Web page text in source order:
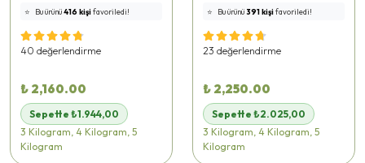
⭐️ Bu ürünü416 kişifavoriledi!
🛒
92 kişi
sepetine ekledi!
✅
Bugün 24 adet
40 değerlendirme
₺ 2,160.00
Sepette ₺1.944,00
3 Kilogram, 4 Kilogram, 5
Kilogram
⭐️ Bu ürünü 391 kişifavoriledi!
🛒
96 kişi
sepetine ekledi!
✅
Bugün 45 adet
23 değerlendirme
₺ 2,250.00
Sepette ₺2.025,00
3 Kilogram, 4 Kilogram, 5
Kilogram